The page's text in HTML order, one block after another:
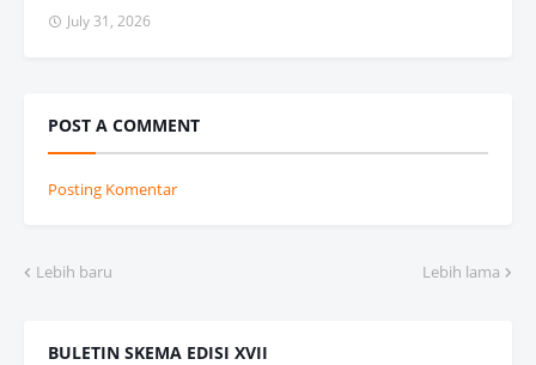
July 31, 2026
POST A COMMENT
Posting Komentar
Lebih baru Lebih lama
BULETIN SKEMA EDISI XVII